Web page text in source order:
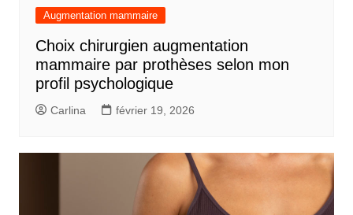
Augmentation mammaire
Choix chirurgien augmentation
mammaire par prothèses selon mon
profil psychologique
Carlina février 19, 2026